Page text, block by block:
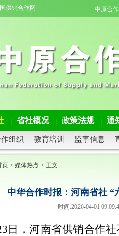
供销合作网 中原合
省社概况 政策法规 通
组织 教育培训 监事信息
页 > 媒体热点 > 正文
中华合作时报：河南省社 “
时间:2026-04-01
日，河南省供销合作